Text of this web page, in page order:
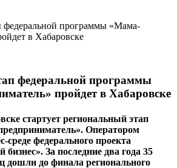
федеральной программы
пройдет в Хабаровске
стартует региональный этап
Оператором
среде федерального проекта
За последние два года 35
дошли до финала регионального